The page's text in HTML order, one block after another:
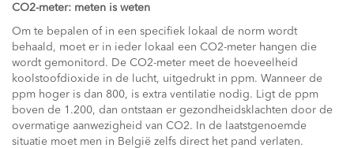
CO2-meter: meten is weten
Om te bepalen of in een specifiek lokaal de norm wordt
behaald, moet er in ieder lokaal een CO2-meter hangen die
wordt gemonitord. De CO2-meter meet de hoeveelheid
koolstoofdioxide in de lucht, uitgedrukt in ppm. Wanneer de
ppm hoger is dan 800, is extra ventilatie nodig. Ligt de ppm
boven de 1.200, dan ontstaan er gezondheidsklachten door de
overmatige aanwezigheid van CO2. In de laatstgenoemde
situatie moet men in België zelfs direct het pand verlaten.